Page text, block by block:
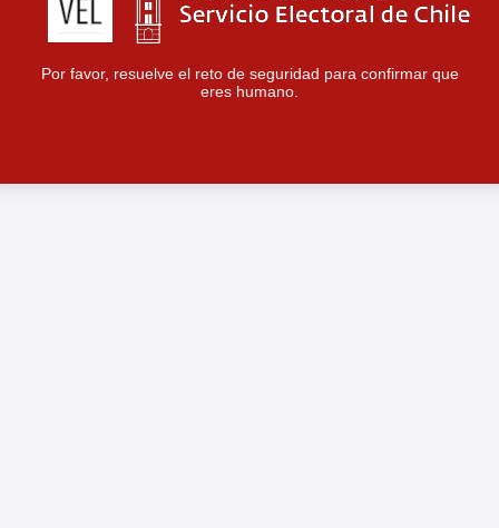
Por favor, resuelve el reto de seguridad para confirmar que
eres humano.